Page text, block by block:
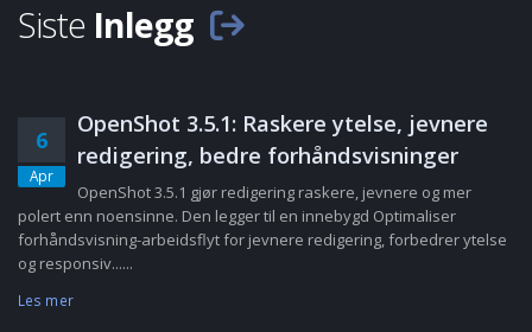
Siste Inlegg
6
Apr
OpenShot 3.5.1: Raskere ytelse, jevnere
redigering, bedre forhåndsvisninger
OpenShot 3.5.1 gjør redigering raskere, jevnere og mer
polert enn noensinne. Den legger til en innebygd Optimaliser
forhåndsvisning-arbeidsflyt for jevnere redigering, forbedrer ytelse
og responsiv......
Les mer